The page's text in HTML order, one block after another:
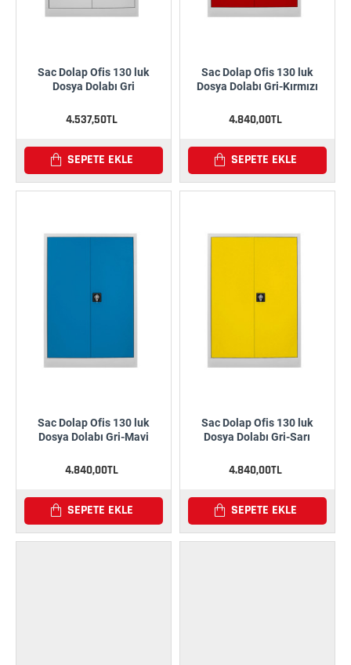
Sac Dolap Ofis 130 luk
Dosya Dolabı Gri
4.537,50TL
SEPETE EKLE
Sac Dolap Ofis 130 luk
Dosya Dolabı Gri-Kırmızı
4.840,00TL
SEPETE EKLE
Sac Dolap Ofis 130 luk
Dosya Dolabı Gri-Mavi
4.840,00TL
SEPETE EKLE
Sac Dolap Ofis 130 luk
Dosya Dolabı Gri-Sarı
4.840,00TL
SEPETE EKLE